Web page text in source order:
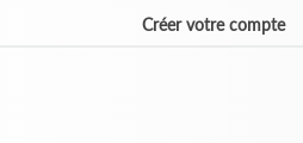
Créer votre compte